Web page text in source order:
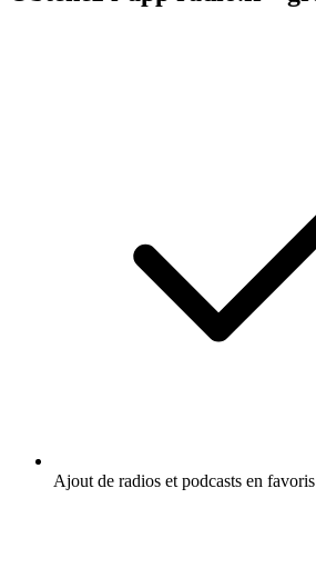
Ajout de radios et podcasts en favoris